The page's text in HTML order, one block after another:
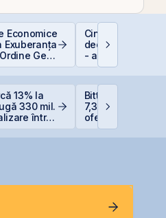
Economice
Exuberanța
Geo-
Cine e eligibil
deducerea de
- angajați vs. PFA
13% la
330 mil.
într-o
Bittnet Systems
7,33 milioane
oferta de
BNET31E